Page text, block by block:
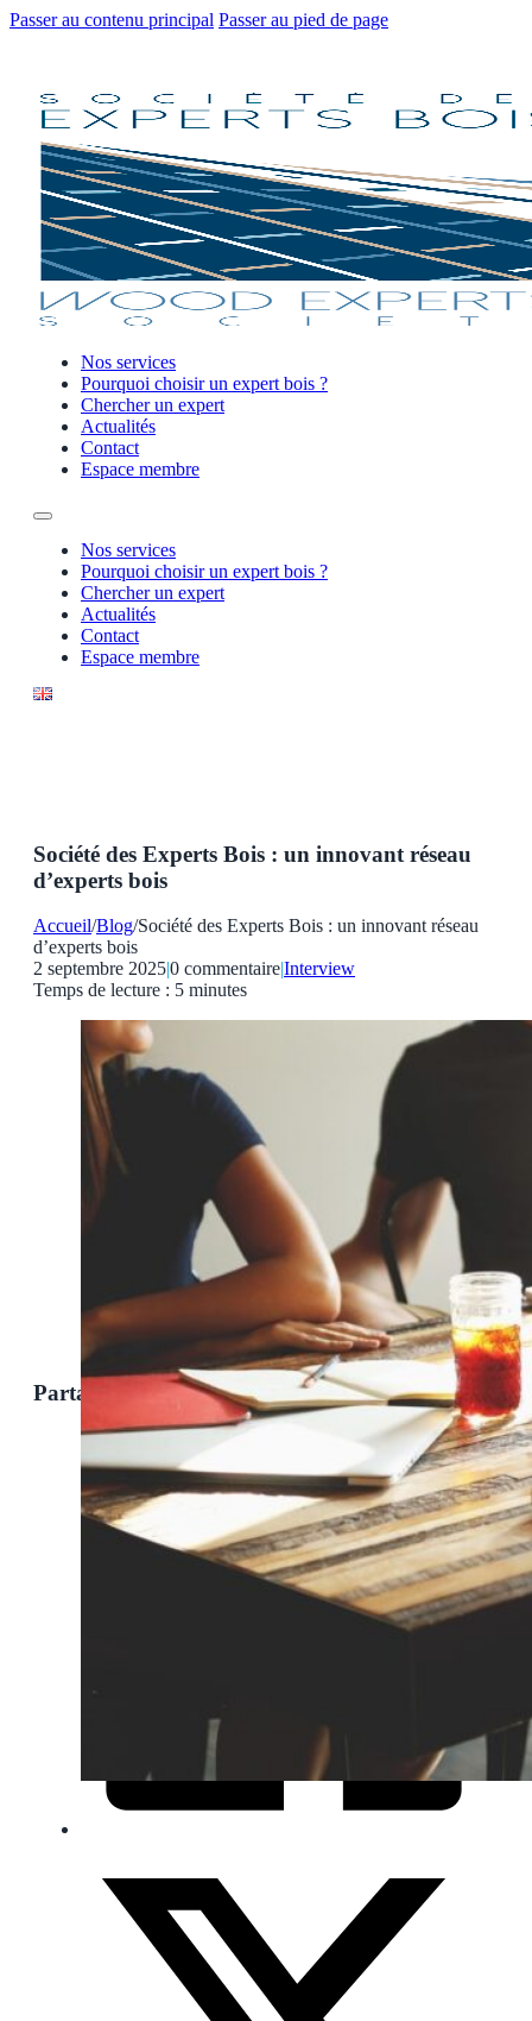
Passer au contenu principal Passer au pied de page
Nos services
Pourquoi choisir un expert bois ?
Chercher un expert
Actualités
Contact
Espace membre
Nos services
Pourquoi choisir un expert bois ?
Chercher un expert
Actualités
Contact
Espace membre
Société des Experts Bois : un innovant réseau
d’experts bois
Accueil/Blog/Société des Experts Bois : un innovant réseau
d’experts bois
2 septembre 2025|0 commentaire|Interview
Temps de lecture : 5 minutes
Partagez sur vos réseaux